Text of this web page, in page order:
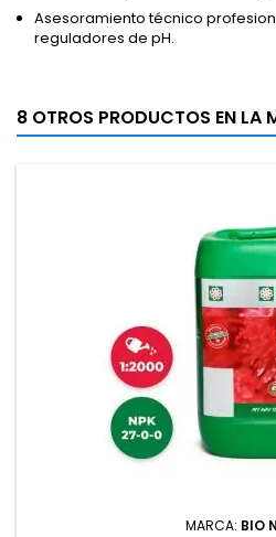
Asesoramiento técnico
reguladores de pH.
8 OTROS PRODUCTOS EN LA
MARCA: BIO